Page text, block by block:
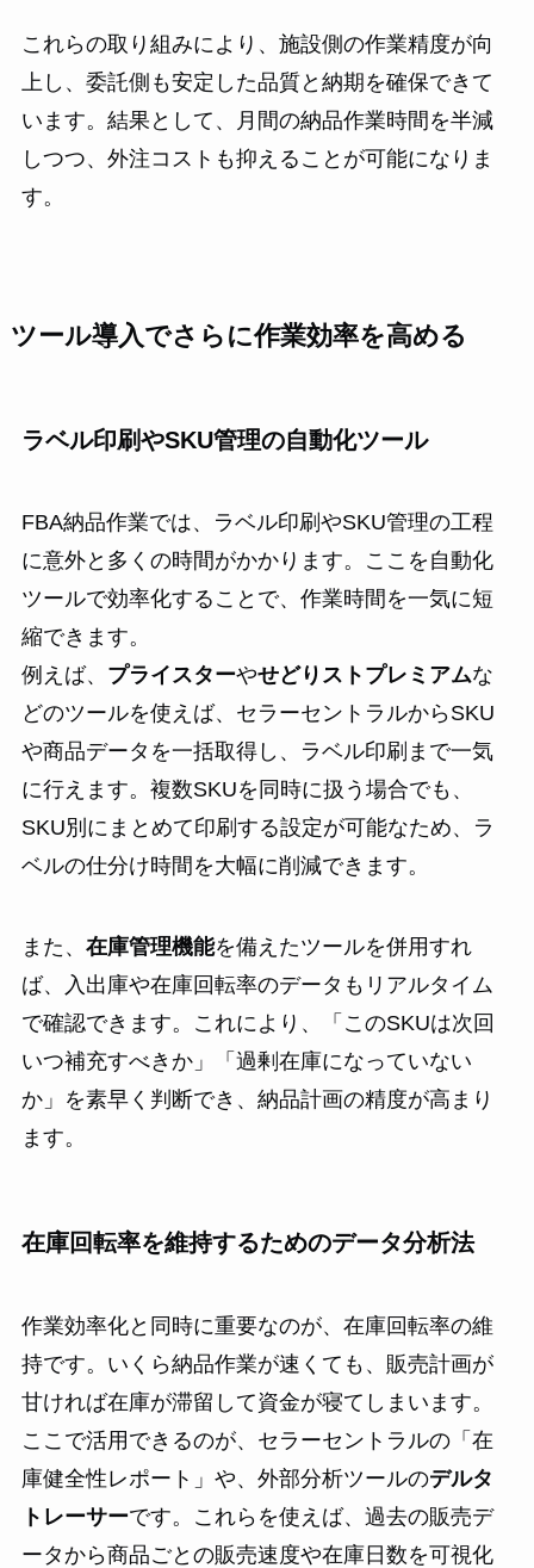
これらの取り組みにより、施設側の作業精度が向
上し、委託側も安定した品質と納期を確保できて
います。結果として、月間の納品作業時間を半減
しつつ、外注コストも抑えることが可能になりま
す。
ツール導入でさらに作業効率を高める
ラベル印刷やSKU管理の自動化ツール
FBA納品作業では、ラベル印刷やSKU管理の工程
に意外と多くの時間がかかります。ここを自動化
ツールで効率化することで、作業時間を一気に短
縮できます。
例えば、 プライスターやせどりストプレミアムな
どのツールを使えば、セラーセントラルからSKU
や商品データを一括取得し、ラベル印刷まで一気
に行えます。複数SKUを同時に扱う場合でも、
SKU別にまとめて印刷する設定が可能なため、ラ
ベルの仕分け時間を大幅に削減できます。
また、 在庫管理機能を備えたツールを併用すれ
ば、入出庫や在庫回転率のデータもリアルタイム
で確認できます。これにより、「このSKUは次回
いつ補充すべきか」「過剰在庫になっていない
か」を素早く判断でき、納品計画の精度が高まり
ます。
在庫回転率を維持するためのデータ分析法
作業効率化と同時に重要なのが、在庫回転率の維
持です。いくら納品作業が速くても、販売計画が
甘ければ在庫が滞留して資金が寝てしまいます。
ここで活用できるのが、セラーセントラルの「在
庫健全性レポート」や、外部分析ツールのデルタ
トレーサーです。これらを使えば、過去の販売デ
ータから商品ごとの販売速度や在庫日数を可視化